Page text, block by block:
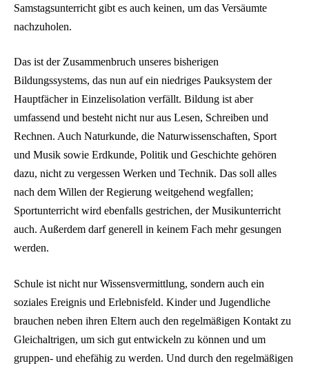
Samstagsunterricht gibt es auch keinen, um das Versäumte
nachzuholen.
Das ist der Zusammenbruch unseres bisherigen
Bildungssystems, das nun auf ein niedriges Pauksystem der
Hauptfächer in Einzelisolation verfällt. Bildung ist aber
umfassend und besteht nicht nur aus Lesen, Schreiben und
Rechnen. Auch Naturkunde, die Naturwissenschaften, Sport
und Musik sowie Erdkunde, Politik und Geschichte gehören
dazu, nicht zu vergessen Werken und Technik. Das soll alles
nach dem Willen der Regierung weitgehend wegfallen;
Sportunterricht wird ebenfalls gestrichen, der Musikunterricht
auch. Außerdem darf generell in keinem Fach mehr gesungen
werden.
Schule ist nicht nur Wissensvermittlung, sondern auch ein
soziales Ereignis und Erlebnisfeld. Kinder und Jugendliche
brauchen neben ihren Eltern auch den regelmäßigen Kontakt zu
Gleichaltrigen, um sich gut entwickeln zu können und um
gruppen- und ehefähig zu werden. Und durch den regelmäßigen